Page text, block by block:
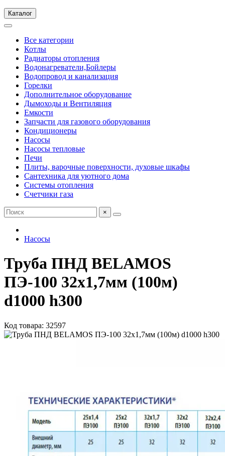
Каталог
Все категории
Котлы
Радиаторы отопления
Водонагреватели,Бойлеры
Водопровод и канализация
Горелки
Дополнительное оборудование
Дымоходы и Вентиляция
Емкости
Запчасти для газового оборудования
Кондиционеры
Насосы
Насосы тепловые
Печи
Плиты, варочные поверхности, духовые шкафы
Сантехника для уютного дома
Системы отопления
Счетчики газа
×
Насосы
Труба ПНД BELAMOS
ПЭ-100 32х1,7мм (100м)
d1000 h300
Код товара: 32597